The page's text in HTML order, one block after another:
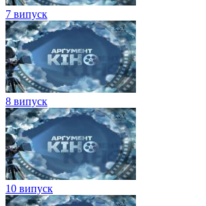
7 випуск
8 випуск
10 випуск